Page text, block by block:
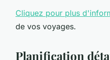
Cliquez pour plus
de vos voyages.
Planification